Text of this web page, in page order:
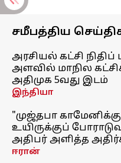
சமீபத்திய
அரசியல் கட்சி
அளவில் மாநில
அதிமுக 5வது இடம்
இந்தியா
"முஜ்தபா
உயிருக்குப்
அதிபர் அளித்த
ஈரான்